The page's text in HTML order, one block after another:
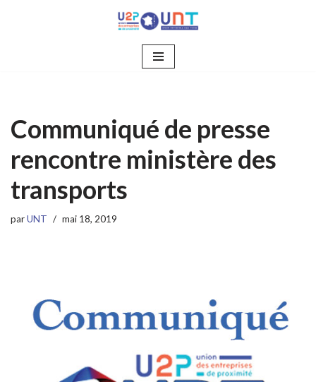
Communiqué de presse
rencontre ministère des
transports
parUNT mai 18, 2019